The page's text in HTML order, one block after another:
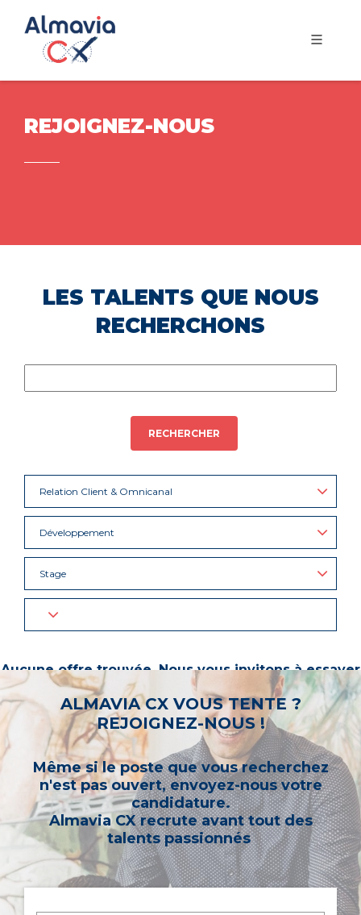
REJOIGNEZ-NOUS
LES TALENTS QUE NOUS
RECHERCHONS
RECHERCHER
Relation Client & Omnicanal
Développement
Stage
Aucune offre trouvée. Nous vous invitons à essayer
d’autres mots-clés ou à sélectionner un « métier ».
ALMAVIA CX VOUS TENTE ?
REJOIGNEZ-NOUS !
Même si le poste que vous recherchez
n'est pas ouvert, envoyez-nous votre
candidature.
Almavia CX recrute avant tout des
talents passionnés